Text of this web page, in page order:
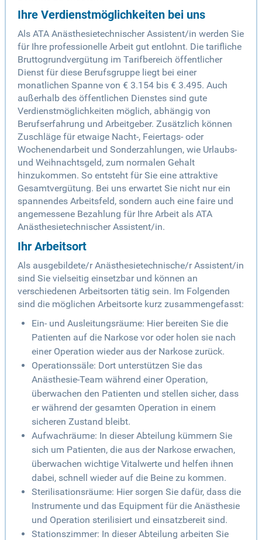
Ihre Verdienstmöglichkeiten bei uns
Als ATA Anästhesietechnischer Assistent/in werden Sie
für Ihre professionelle Arbeit gut entlohnt. Die tarifliche
Bruttogrundvergütung im Tarifbereich öffentlicher
Dienst für diese Berufsgruppe liegt bei einer
monatlichen Spanne von € 3.154 bis € 3.495. Auch
außerhalb des öffentlichen Dienstes sind gute
Verdienstmöglichkeiten möglich, abhängig von
Berufserfahrung und Arbeitgeber. Zusätzlich können
Zuschläge für etwaige Nacht-, Feiertags- oder
Wochenendarbeit und Sonderzahlungen, wie Urlaubs-
und Weihnachtsgeld, zum normalen Gehalt
hinzukommen. So entsteht für Sie eine attraktive
Gesamtvergütung. Bei uns erwartet Sie nicht nur ein
spannendes Arbeitsfeld, sondern auch eine faire und
angemessene Bezahlung für Ihre Arbeit als ATA
Anästhesietechnischer Assistent/in.
Ihr Arbeitsort
Als ausgebildete/r Anästhesietechnische/r Assistent/in
sind Sie vielseitig einsetzbar und können an
verschiedenen Arbeitsorten tätig sein. Im Folgenden
sind die möglichen Arbeitsorte kurz zusammengefasst:
Ein- und Ausleitungsräume: Hier bereiten Sie die
Patienten auf die Narkose vor oder holen sie nach
einer Operation wieder aus der Narkose zurück.
Operationssäle: Dort unterstützen Sie das
Anästhesie-Team während einer Operation,
überwachen den Patienten und stellen sicher, dass
er während der gesamten Operation in einem
sicheren Zustand bleibt.
Aufwachräume: In dieser Abteilung kümmern Sie
sich um Patienten, die aus der Narkose erwachen,
überwachen wichtige Vitalwerte und helfen ihnen
dabei, schnell wieder auf die Beine zu kommen.
Sterilisationsräume: Hier sorgen Sie dafür, dass die
Instrumente und das Equipment für die Anästhesie
und Operation sterilisiert und einsatzbereit sind.
Stationszimmer: In dieser Abteilung arbeiten Sie